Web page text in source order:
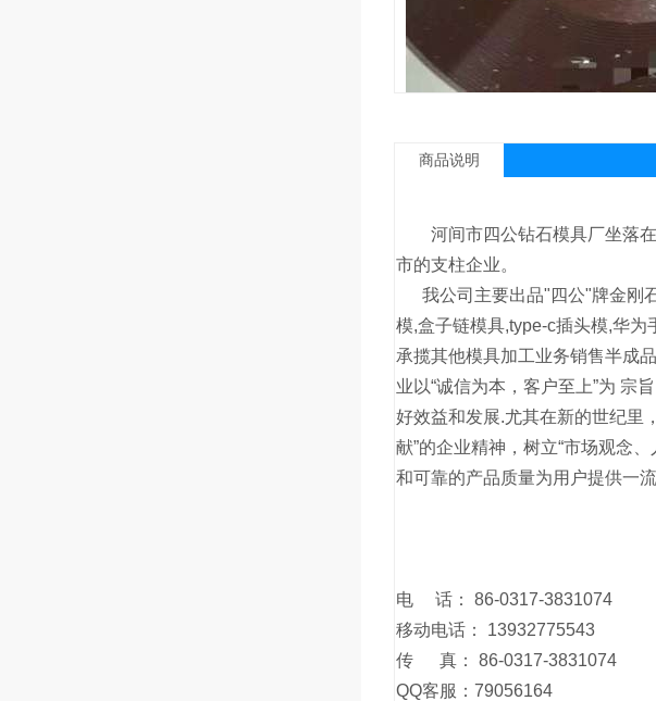
商品说明
河间市四公钻石模具厂坐落在
市的支柱企业。
我公司主要出品"四公"牌金刚石
模,盒子链模具,type-c插头模,华
承揽其他模具加工业务销售半成
业以“诚信为本，客户至上”为 宗
好效益和发展.尤其在新的世纪里
献”的企业精神，树立“市场观念
和可靠的产品质量为用户提供一
电 话： 86-0317-3831074
移动电话： 13932775543
传 真： 86-0317-3831074
QQ客服：79056164